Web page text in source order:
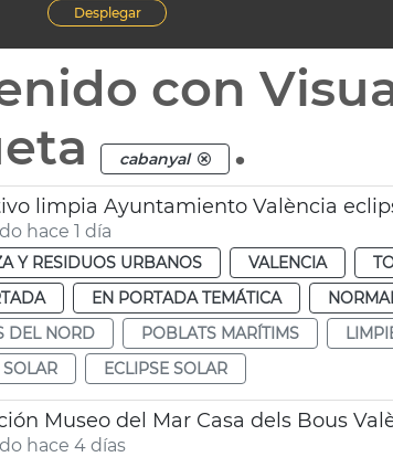
Desplegar
con
cabanyal .
limpia Ayuntamiento València
hace 1 día
Y RESIDUOS URBANOS VALENCIA
EN PORTADA TEMÁTICA
DEL NORD
POBLATS MARÍTIMS
SOLAR
ECLIPSE SOLAR
Museo del Mar Casa dels Bous
hace 4 días